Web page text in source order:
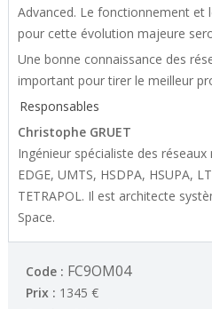
Advanced. Le fonctionnement et
pour cette évolution majeure
Une bonne connaissance des
important pour tirer le meilleur
Responsables
Christophe GRUET
Ingénieur spécialiste des réseaux
EDGE, UMTS, HSDPA, HSUPA,
TETRAPOL. Il est architecte
Space.
Code : FC9OM04
Prix : 1345 €